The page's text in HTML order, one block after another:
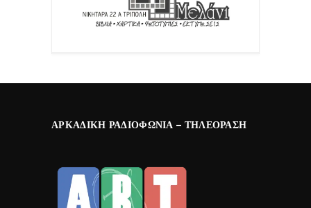
ΑΡΚΑΔΙΚΉ ΡΑΔΙΟΦΩΝΊΑ – ΤΗΛΕΌΡΑΣΗ